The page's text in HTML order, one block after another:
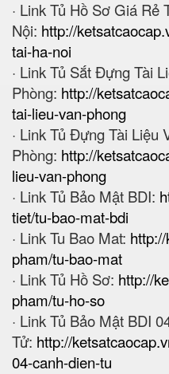
· Link Tủ Hồ Sơ Giá Rẻ
Nội: http://
tai-ha-noi
· Link Tủ Sắt Đựng Tài
Phòng: http://
tai-lieu-van-phong
· Link Tủ Đựng Tài Liệu
Phòng: http://
lieu-van-phong
· Link Tủ Bảo Mật BDI:
tiet/tu-bao-mat-bdi
· Link Tu Bao Mat:
pham/tu-bao-mat
· Link Tủ Hồ Sơ: http://
pham/tu-ho-so
· Link Tủ Bảo Mật BDI
Tử: http://
04-canh-dien-tu